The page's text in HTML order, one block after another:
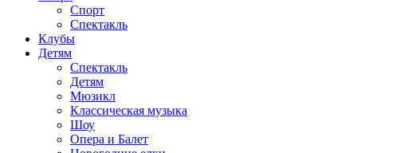
Спорт
Спектакль
Клубы
Детям
Спектакль
Детям
Мюзикл
Классическая музыка
Шоу
Опера и Балет